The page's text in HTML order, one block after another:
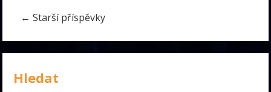
← Starší příspěvky
Hledat